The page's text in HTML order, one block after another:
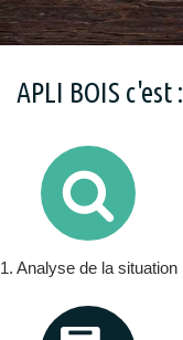
APLI BOIS c'est :
1. Analyse de la situation